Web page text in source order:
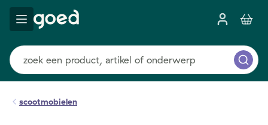
scootmobielen